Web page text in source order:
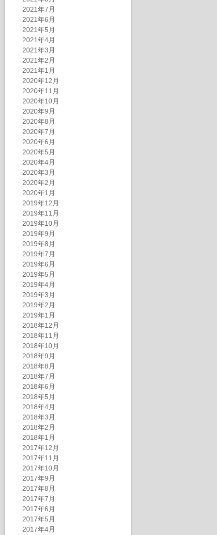
2021年7月
2021年6月
2021年5月
2021年4月
2021年3月
2021年2月
2021年1月
2020年12月
2020年11月
2020年10月
2020年9月
2020年8月
2020年7月
2020年6月
2020年5月
2020年4月
2020年3月
2020年2月
2020年1月
2019年12月
2019年11月
2019年10月
2019年9月
2019年8月
2019年7月
2019年6月
2019年5月
2019年4月
2019年3月
2019年2月
2019年1月
2018年12月
2018年11月
2018年10月
2018年9月
2018年8月
2018年7月
2018年6月
2018年5月
2018年4月
2018年3月
2018年2月
2018年1月
2017年12月
2017年11月
2017年10月
2017年9月
2017年8月
2017年7月
2017年6月
2017年5月
2017年4月